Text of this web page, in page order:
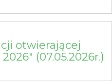
otwierającej
(07.05.2026r.)